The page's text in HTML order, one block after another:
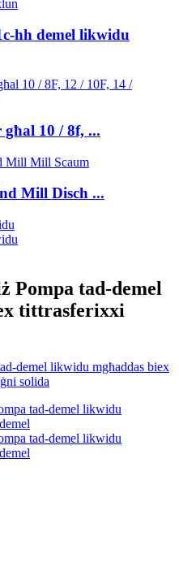
hh demel likwidu
10 / 8f, ...
Mill Disch ...
Pompa tad-demel
tittrasferixxi